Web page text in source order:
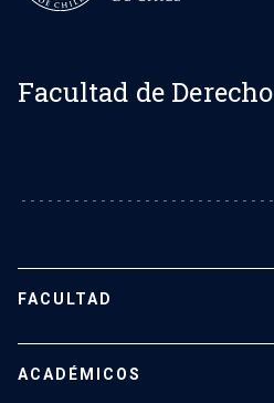
Facultad de Derecho
FACULTAD
ACADÉMICOS